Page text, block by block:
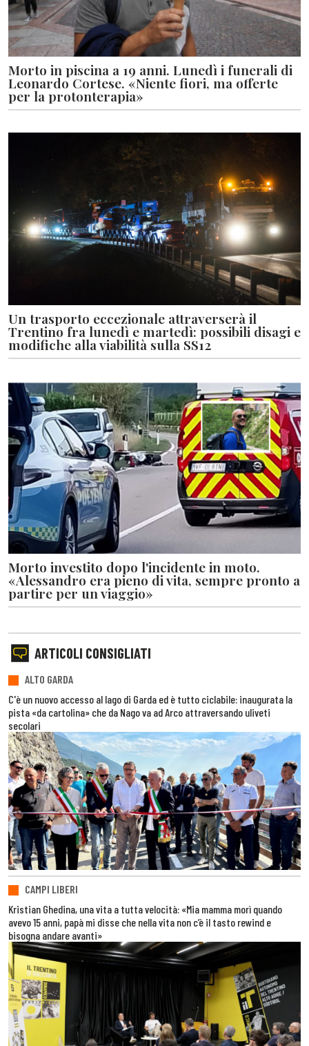
Morto in piscina a 19 anni. Lunedì i funerali di
Leonardo Cortese. «Niente fiori, ma offerte
per la protonterapia»
Un trasporto eccezionale attraverserà il
Trentino fra lunedì e martedì: possibili disagi e
modifiche alla viabilità sulla SS12
Morto investito dopo l'incidente in moto.
«Alessandro era pieno di vita, sempre pronto a
partire per un viaggio»
ARTICOLI CONSIGLIATI
ALTO GARDA
C'è un nuovo accesso al lago di Garda ed è tutto ciclabile: inaugurata la
pista «da cartolina» che da Nago va ad Arco attraversando uliveti
secolari
CAMPI LIBERI
Kristian Ghedina, una vita a tutta velocità: «Mia mamma morì quando
avevo 15 anni, papà mi disse che nella vita non c’è il tasto rewind e
bisogna andare avanti»